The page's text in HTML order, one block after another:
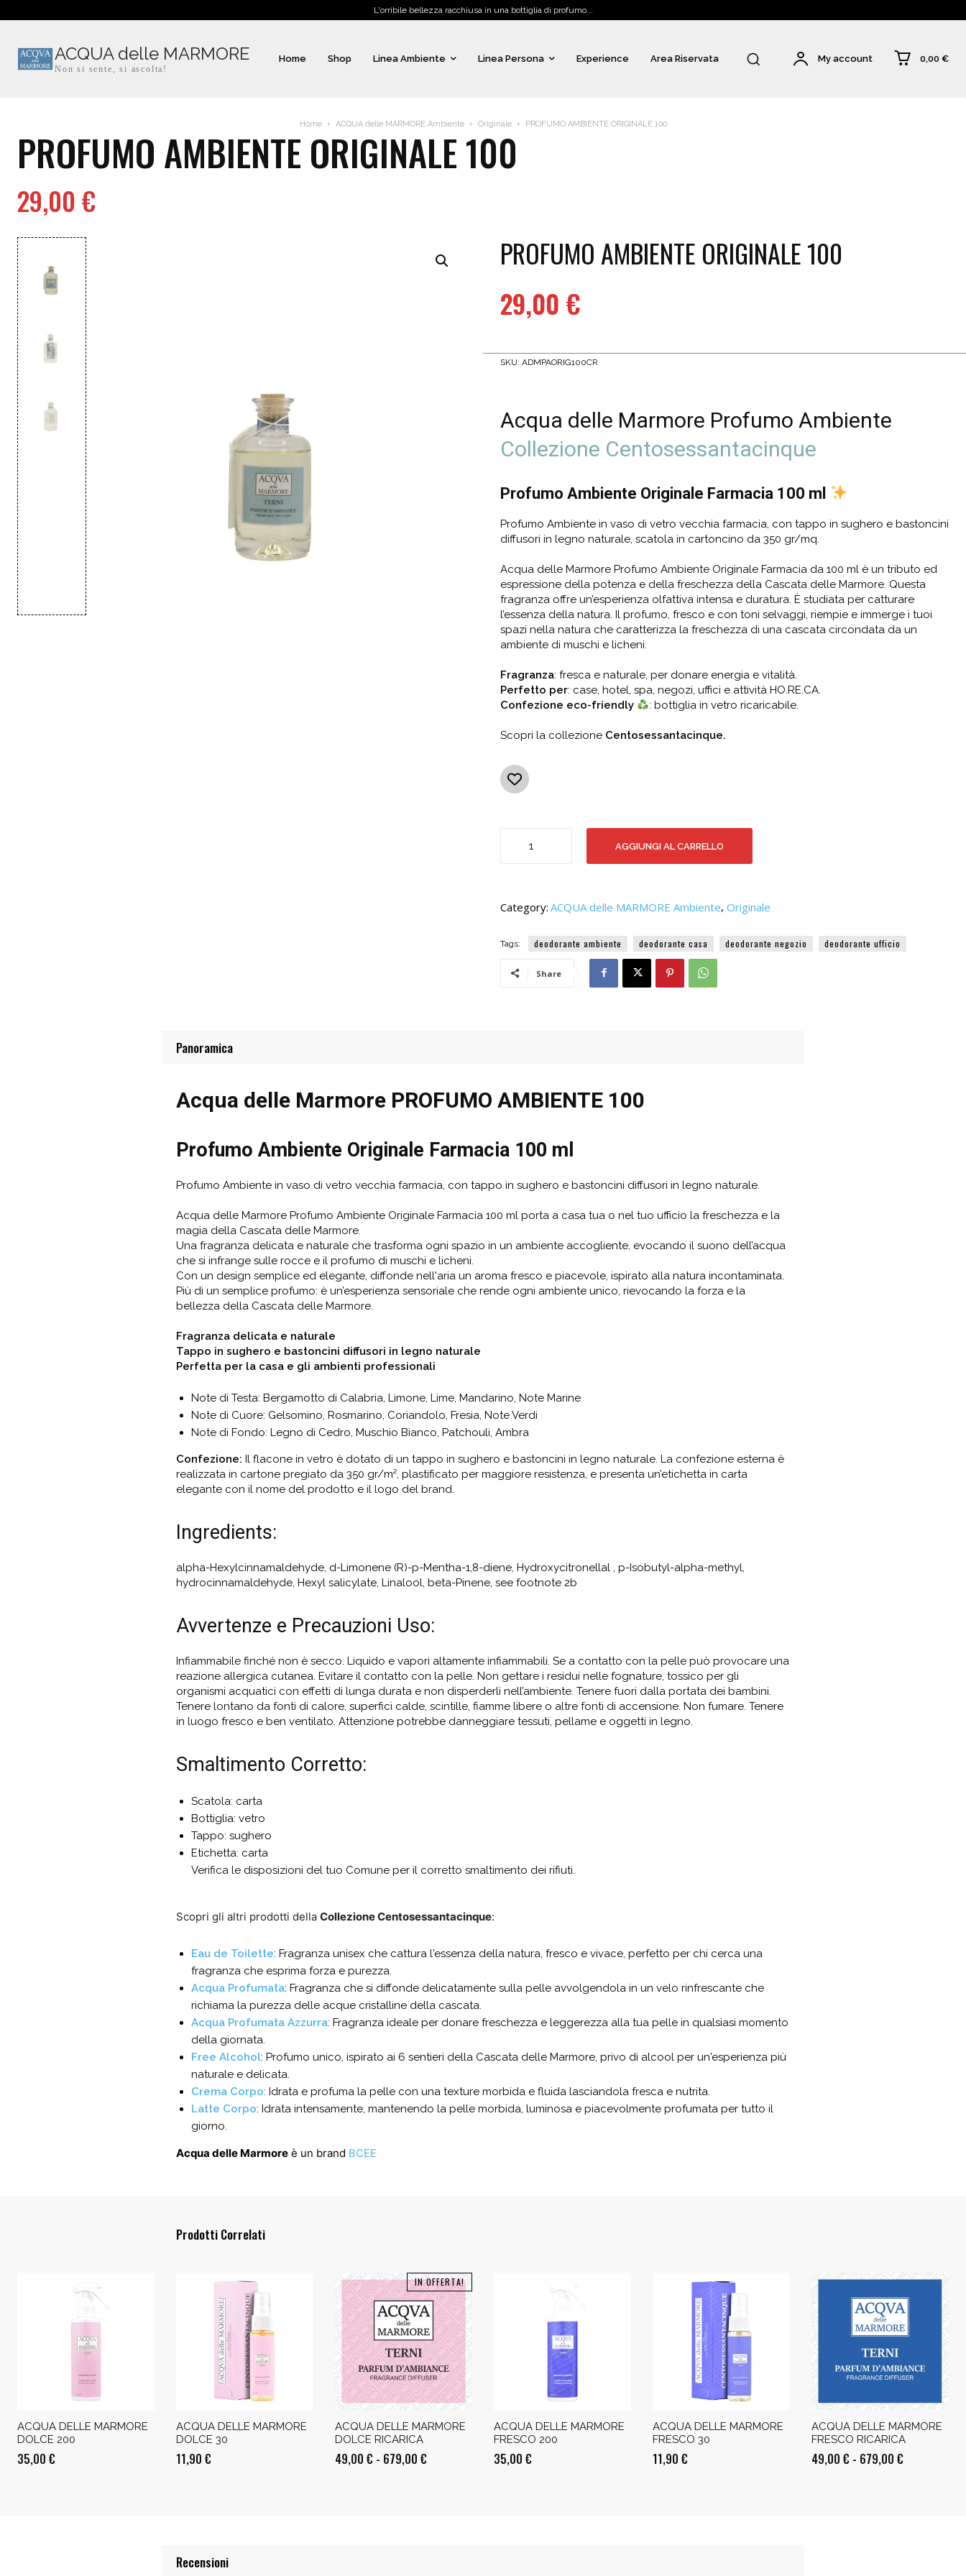
L'orribile bellezza racchiusa in una bottiglia di profumo...
ACQUA delle MARMORE
Non si sente, si ascolta!
Home Shop Linea Ambiente Linea Persona Experience Area Riservata My account 0,00 €
Home ACQUA delle MARMORE Ambiente Originale PROFUMO AMBIENTE ORIGINALE 100
PROFUMO AMBIENTE ORIGINALE 100
29,00 €
PROFUMO AMBIENTE ORIGINALE 100
29,00 €
SKU: ADMPAORIG100CR
Acqua delle Marmore Profumo Ambiente
Collezione Centosessantacinque
Profumo Ambiente Originale Farmacia 100 ml
Profumo Ambiente in vaso di vetro vecchia farmacia, con tappo in sughero e bastoncini
diffusori in legno naturale, scatola in cartoncino da 350 gr/mq.
Acqua delle Marmore Profumo Ambiente Originale Farmacia da 100 ml è un tributo ed
espressione della potenza e della freschezza della Cascata delle Marmore. Questa
fragranza offre un’esperienza olfattiva intensa e duratura. È studiata per catturare
l’essenza della natura. Il profumo, fresco e con toni selvaggi, riempie e immerge i tuoi
spazi nella natura che caratterizza la freschezza di una cascata circondata da un
ambiente di muschi e licheni.
Fragranza: fresca e naturale, per donare energia e vitalità.
Perfetto per: case, hotel, spa, negozi, uffici e attività HO.RE.CA.
Confezione eco-friendly
: bottiglia in vetro ricaricabile.
Scopri la collezione Centosessantacinque.
AMBIENTE
AGGIUNGI AL CARRELLO
Category: ACQUA delle MARMORE Ambiente, Originale
Tags: deodorante ambiente deodorante casa deodorante negozio deodorante ufficio
Share
Panoramica
Acqua delle Marmore PROFUMO AMBIENTE 100
Profumo Ambiente Originale Farmacia 100 ml
Profumo Ambiente in vaso di vetro vecchia farmacia, con tappo in sughero e bastoncini diffusori in legno naturale.
Acqua delle Marmore Profumo Ambiente Originale Farmacia 100 ml porta a casa tua o nel tuo ufficio la freschezza e la
magia della Cascata delle Marmore.
Una fragranza delicata e naturale che trasforma ogni spazio in un ambiente accogliente, evocando il suono dell’acqua
che si infrange sulle rocce e il profumo di muschi e licheni.
Con un design semplice ed elegante, diffonde nell'aria un aroma fresco e piacevole, ispirato alla natura incontaminata.
Più di un semplice profumo: è un’esperienza sensoriale che rende ogni ambiente unico, rievocando la forza e la
bellezza della Cascata delle Marmore.
Fragranza delicata e naturale
Tappo in sughero e bastoncini diffusori in legno naturale
Perfetta per la casa e gli ambienti professionali
Note di Testa: Bergamotto di Calabria, Limone, Lime, Mandarino, Note Marine
Note di Cuore: Gelsomino, Rosmarino, Coriandolo, Fresia, Note Verdi
Note di Fondo: Legno di Cedro, Muschio Bianco, Patchouli, Ambra
Confezione: Il flacone in vetro è dotato di un tappo in sughero e bastoncini in legno naturale. La confezione esterna è
realizzata in cartone pregiato da 350 gr/m², plastificato per maggiore resistenza, e presenta un’etichetta in carta
elegante con il nome del prodotto e il logo del brand.
Ingredients:
alpha-Hexylcinnamaldehyde, d-Limonene (R)-p-Mentha-1,8-diene, Hydroxycitronellal , p-Isobutyl-alpha-methyl,
hydrocinnamaldehyde, Hexyl salicylate, Linalool, beta-Pinene, see footnote 2b
Avvertenze e Precauzioni Uso:
Infiammabile finché non è secco. Liquido e vapori altamente infiammabili. Se a contatto con la pelle può provocare una
reazione allergica cutanea. Evitare il contatto con la pelle. Non gettare i residui nelle fognature, tossico per gli
organismi acquatici con effetti di lunga durata e non disperderli nell’ambiente. Tenere fuori dalla portata dei bambini.
Tenere lontano da fonti di calore, superfici calde, scintille, fiamme libere o altre fonti di accensione. Non fumare. Tenere
in luogo fresco e ben ventilato. Attenzione potrebbe danneggiare tessuti, pellame e oggetti in legno.
Smaltimento Corretto:
Scatola: carta
Bottiglia: vetro
Tappo: sughero
Etichetta: carta
Verifica le disposizioni del tuo Comune per il corretto smaltimento dei rifiuti.
Scopri gli altri prodotti della Collezione Centosessantacinque:
Eau de Toilette: Fragranza unisex che cattura l'essenza della natura, fresco e vivace, perfetto per chi cerca una
fragranza che esprima forza e purezza.
Acqua Profumata: Fragranza che si diffonde delicatamente sulla pelle avvolgendola in un velo rinfrescante che
richiama la purezza delle acque cristalline della cascata.
Acqua Profumata Azzurra: Fragranza ideale per donare freschezza e leggerezza alla tua pelle in qualsiasi momento
della giornata.
Free Alcohol: Profumo unico, ispirato ai 6 sentieri della Cascata delle Marmore, privo di alcool per un'esperienza più
naturale e delicata.
Crema Corpo: Idrata e profuma la pelle con una texture morbida e fluida lasciandola fresca e nutrita.
Latte Corpo: Idrata intensamente, mantenendo la pelle morbida, luminosa e piacevolmente profumata per tutto il
giorno.
Acqua delle Marmoreè un brand BCEE
Prodotti Correlati
ACQUA DELLE MARMORE
DOLCE 200
35,00 €
ACQUA DELLE MARMORE
DOLCE 30
11,90 €
IN OFFERTA!
ACQUA DELLE MARMORE
DOLCE RICARICA
49,00 € - 679,00 €Fascia
ACQUA DELLE MARMORE
FRESCO 200
35,00 €
ACQUA DELLE MARMORE
FRESCO 30
11,90 €
ACQUA DELLE MARMORE
FRESCO RICARICA
49,00 € - 679,00 €Fascia
Recensioni